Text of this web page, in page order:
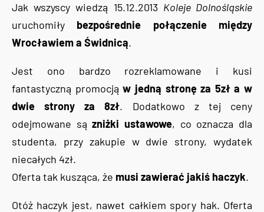
Jak wszyscy wiedzą 15.12.2013 Koleje Dolnośląskie
uruchomiły bezpośrednie połączenie między
Wrocławiem a Świdnicą.
Jest ono bardzo rozreklamowane i kusi
fantastyczną promocjąw jedną stronę za 5zł a w
dwie strony za 8zł. Dodatkowo z tej ceny
odejmowane sązniżki ustawowe, co oznacza dla
studenta, przy zakupie w dwie strony, wydatek
niecałych 4zł.
Oferta tak kusząca, że musi zawierać jakiś haczyk.
Otóż haczyk jest, nawet całkiem spory hak. Oferta